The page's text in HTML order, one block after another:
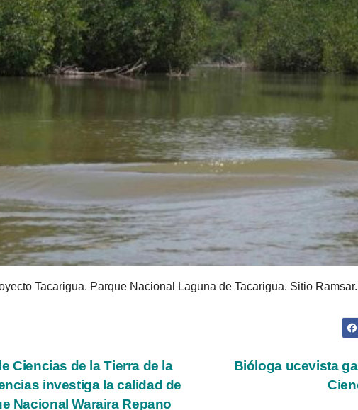
Tacarigua. Parque Nacional Laguna de Tacarigua. Sitio Ramsar.
Bióloga ucevista
Ciencias de la Tierra de la
investiga la calidad de
Nacional Waraira Repano